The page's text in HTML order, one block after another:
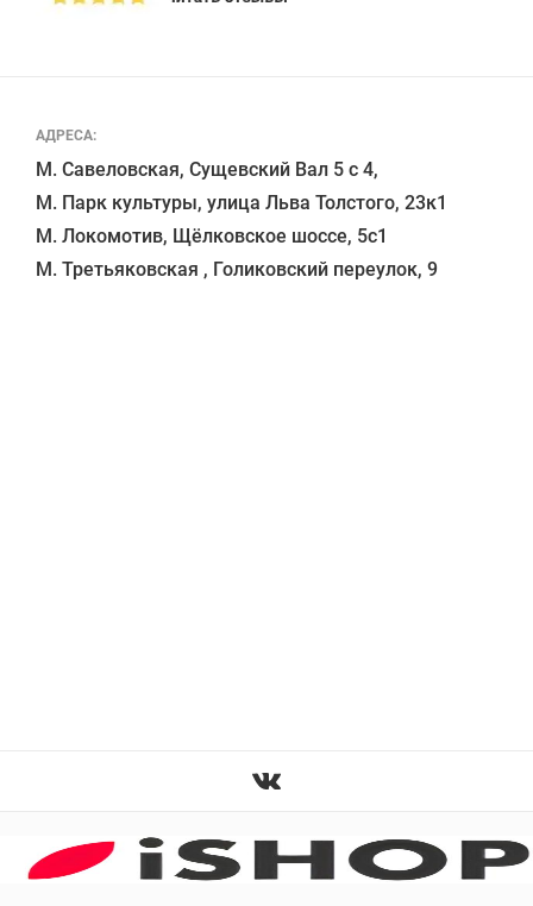
АДРЕСА:
М. Савеловская, Сущевский Вал 5 с 4,
М. Парк культуры, улица Льва Толстого, 23к1
М. Локомотив, Щёлковское шоссе, 5с1